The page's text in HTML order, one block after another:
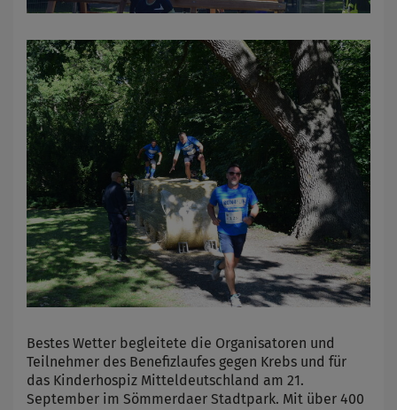
Bestes Wetter begleitete die Organisatoren und
Teilnehmer des Benefizlaufes gegen Krebs und für
das Kinderhospiz Mitteldeutschland am 21.
September im Sömmerdaer Stadtpark. Mit über 400